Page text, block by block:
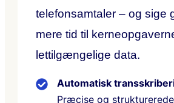
telefonsamtaler – og sige
mere tid til
lettilgængelige data.
Automatisk
Præcise og strukturerede